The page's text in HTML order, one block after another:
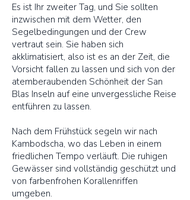
Es ist Ihr zweiter Tag, und Sie sollten
inzwischen mit dem Wetter, den
Segelbedingungen und der Crew
vertraut sein. Sie haben sich
akklimatisiert, also ist es an der Zeit, die
Vorsicht fallen zu lassen und sich von der
atemberaubenden Schönheit der San
Blas Inseln auf eine unvergessliche Reise
entführen zu lassen.
Nach dem Frühstück segeln wir nach
Kambodscha, wo das Leben in einem
friedlichen Tempo verläuft. Die ruhigen
Gewässer sind vollständig geschützt und
von farbenfrohen Korallenriffen
umgeben.